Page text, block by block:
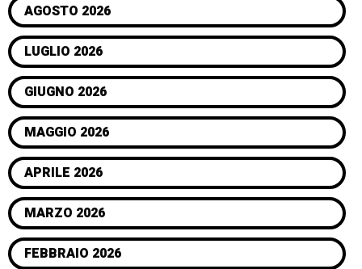
AGOSTO 2026
LUGLIO 2026
GIUGNO 2026
MAGGIO 2026
APRILE 2026
MARZO 2026
FEBBRAIO 2026